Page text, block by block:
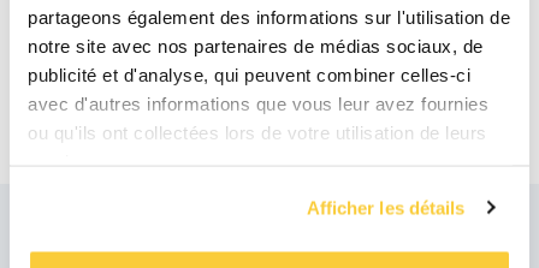
partageons également des informations sur l'utilisation de
notre site avec nos partenaires de médias sociaux, de
publicité et d'analyse, qui peuvent combiner celles-ci
avec d'autres informations que vous leur avez fournies
ou qu'ils ont collectées lors de votre utilisation de leurs
Afficher les détails
Notre gamme de dégazeurs
sous vide Notre gamme de bouches
d’aération à microbulles
Des questions ?